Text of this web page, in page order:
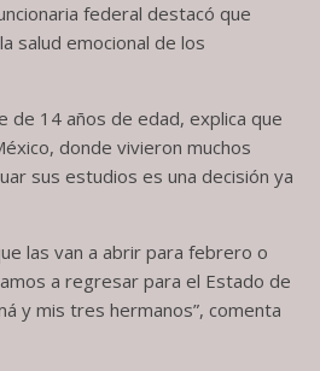
federal destacó que
salud emocional de los
de 14 años de edad, explica que
donde vivieron muchos
sus estudios es una decisión ya
las van a abrir para febrero o
a regresar para el Estado de
y mis tres hermanos”, comenta